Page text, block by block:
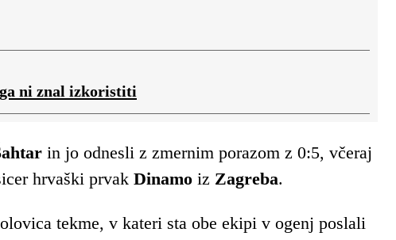
ni znal izkoristiti
in jo odnesli z zmernim porazom z 0:5, včeraj
hrvaški prvak Dinamo iz Zagreba.
tekme, v kateri sta obe ekipi v ogenj poslali